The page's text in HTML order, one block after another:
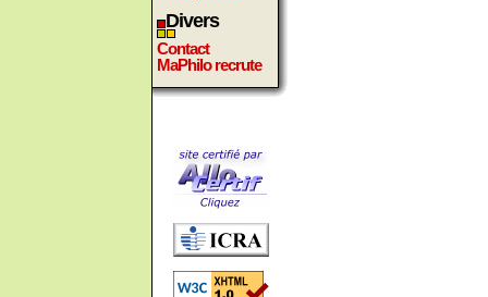
Divers
Contact
MaPhilo recrute